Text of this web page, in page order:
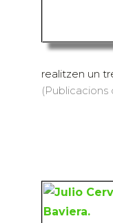
realitzen un
(Publicacions